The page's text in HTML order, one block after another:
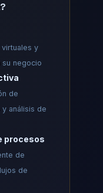
y
su negocio
de
análisis de
procesos
de
de